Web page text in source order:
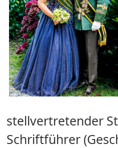
stellvertretender
Schriftführer